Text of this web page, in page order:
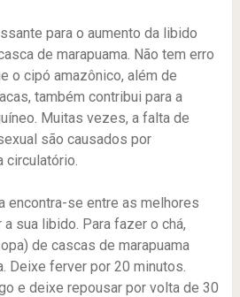
para o aumento da libido
de marapuama. Não tem erro
o cipó amazônico, além de
também contribui para a
Muitas vezes, a falta de
são causados por
circulatório.
encontra-se entre as melhores
sua libido. Para fazer o chá,
de cascas de marapuama
Deixe ferver por 20 minutos.
e deixe repousar por volta de 30